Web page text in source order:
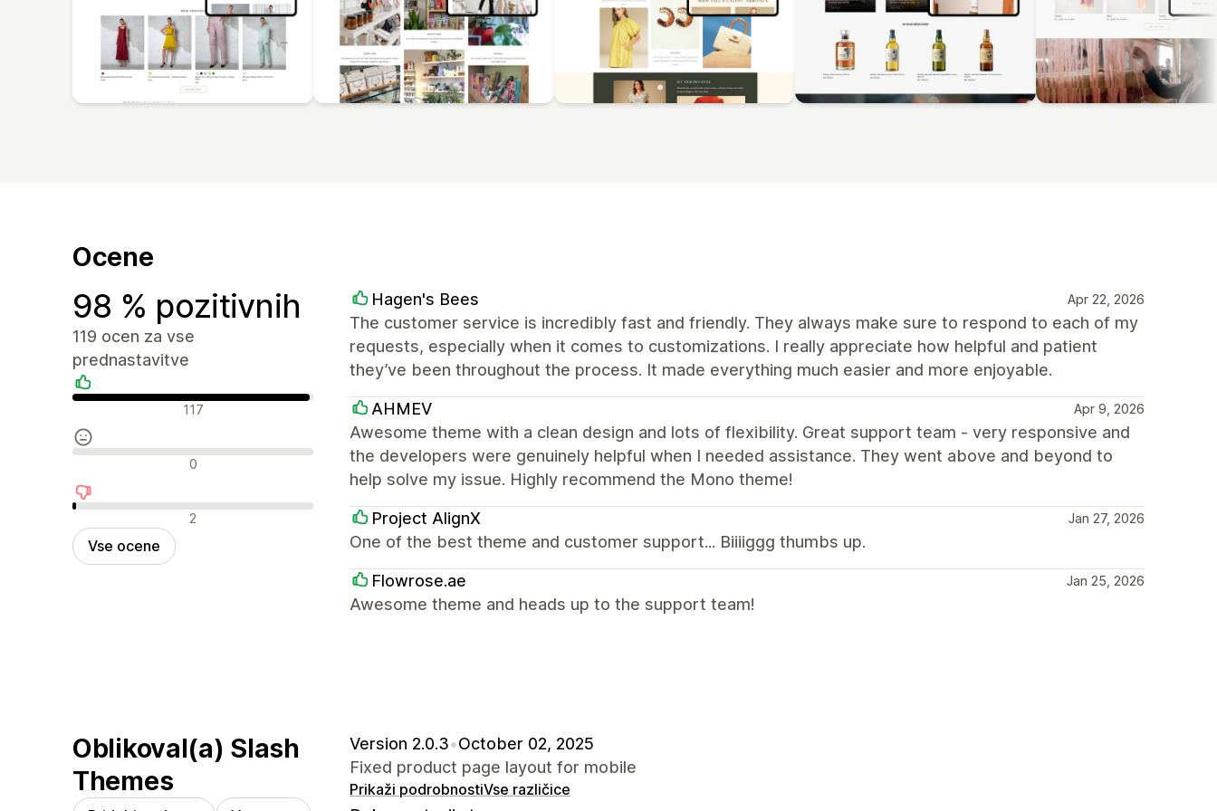
Ocene
98 % pozitivnih
119 ocen za vse
prednastavitve
Pozitivne ocene 117
Nevtralne ocene 0
Negativne ocene 2
Vse ocene
Hagen's Bees Apr 22, 2026
The customer service is incredibly fast and friendly. They always make sure to respond to each of my
requests, especially when it comes to customizations. I really appreciate how helpful and patient
they’ve been throughout the process. It made everything much easier and more enjoyable.
AHMEV Apr 9, 2026
Awesome theme with a clean design and lots of flexibility. Great support team - very responsive and
the developers were genuinely helpful when I needed assistance. They went above and beyond to
help solve my issue. Highly recommend the Mono theme!
Project AlignX Jan 27, 2026
One of the best theme and customer support... Biiiiggg thumbs up.
Flowrose.ae Jan 25, 2026
Awesome theme and heads up to the support team!
Oblikoval(a) Slash
Themes
Version 2.0.3•October 02, 2025
Fixed product page layout for mobile
Prikaži podrobnostiVse različice